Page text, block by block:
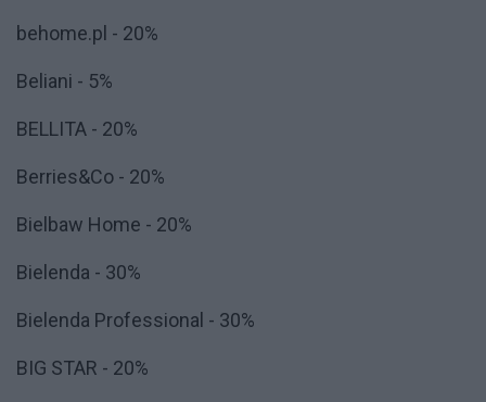
behome.pl - 20%
Beliani - 5%
BELLITA - 20%
Berries&Co - 20%
Bielbaw Home - 20%
Bielenda - 30%
Bielenda Professional - 30%
BIG STAR - 20%